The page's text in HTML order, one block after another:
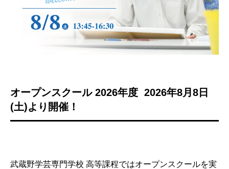
オープンスクール 2026年度 2026年8月8日
(土)より開催！
武蔵野学芸専門学校 高等課程ではオープンスクールを実